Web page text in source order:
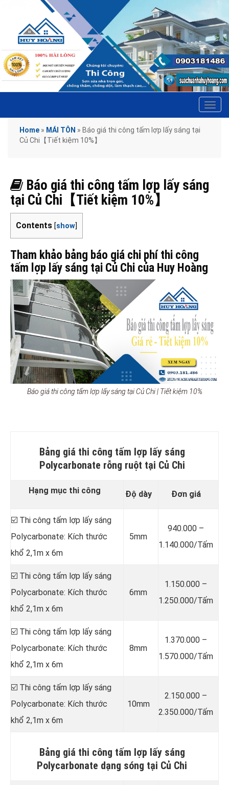
Home » MÁI TÔN » Báo giá thi công tấm lợp lấy sáng tại
Củ Chi【Tiết kiệm 10%】
Báo giá thi công tấm lợp lấy sáng
tại Củ Chi【Tiết kiệm 10%】
Contents [show]
Tham khảo bảng báo giá chi phí thi công
tấm lợp lấy sáng tại Củ Chi của Huy Hoàng
Báo giá thi công tấm lợp lấy sáng tại Củ Chi | Tiết kiệm 10%
Bảng giá thi công tấm lợp lấy sáng
Polycarbonate rỗng ruột tại Củ Chi
Hạng mục thi công Độ dày Đơn giá
☑️ Thi công tấm lợp lấy sáng
Polycarbonate: Kích thước
khổ 2,1m x 6m
5mm
940.000 –
1.140.000/Tấm
☑️ Thi công tấm lợp lấy sáng
Polycarbonate: Kích thước
khổ 2,1m x 6m
6mm
1.150.000 –
1.250.000/Tấm
☑️ Thi công tấm lợp lấy sáng
Polycarbonate: Kích thước
khổ 2,1m x 6m
8mm
1.370.000 –
1.570.000/Tấm
☑️ Thi công tấm lợp lấy sáng
Polycarbonate: Kích thước
khổ 2,1m x 6m
10mm
2.150.000 –
2.350.000/Tấm
Bảng giá thi công tấm lợp lấy sáng
Polycarbonate dạng sóng tại Củ Chi